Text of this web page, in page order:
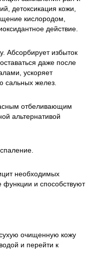
детоксикация кожи,
кислородом,
действие.
Абсорбирует избыток
даже после
ускоряет
сальных желез.
отбеливающим
альтернативой
необходимых
и способствуют
очищенную кожу
и перейти к